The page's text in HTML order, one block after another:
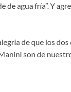
agua fría”. Y
de que los
son de